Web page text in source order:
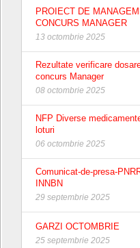
PROIECT DE
CONCURS MANAGER
13 octombrie 2025
Rezultate verificare
concurs Manager
08 octombrie 2025
NFP Diverse
loturi
06 octombrie 2025
Comunicat-de-presa-
INNBN
29 septembrie 2025
GARZI OCTOMBRIE
25 septembrie 2025